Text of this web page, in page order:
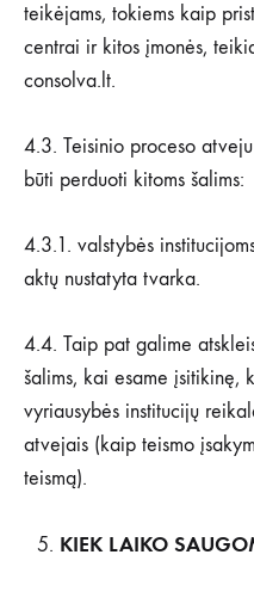
teikėjams, tokiems kaip
centrai ir kitos įmonės,
consolva.lt.
4.3. Teisinio proceso
būti perduoti kitoms šalims:
4.3.1. valstybės
aktų nustatyta tvarka.
4.4. Taip pat galime
šalims, kai esame įsitikinę,
vyriausybės institucijų
atvejais (kaip teismo
teismą).
KIEK LAIKO